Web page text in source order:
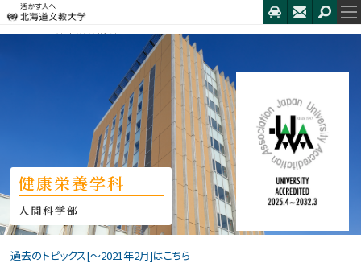
HOME 健康栄養学科 トピックス
9月13日(土) オープンキャンパス 開...
健康栄養学科
人間科学部
過去のトピックス[〜2021年2月]はこちら